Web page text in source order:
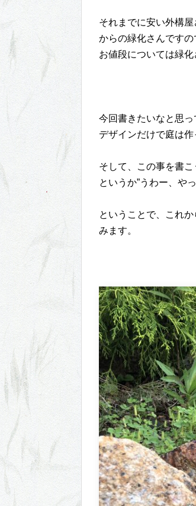
それまでに安い外構
からの緑化さんです
お値段については緑
今回書きたいなと思っ
デザインだけで庭は作
そして、この事を書
というか”うわー、や
ということで、これ
みます。